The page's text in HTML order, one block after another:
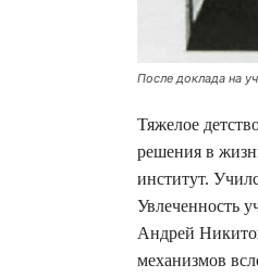
После доклада на
Тяжелое
решения в
институт.
Увлеченность
Андрей
механизмов